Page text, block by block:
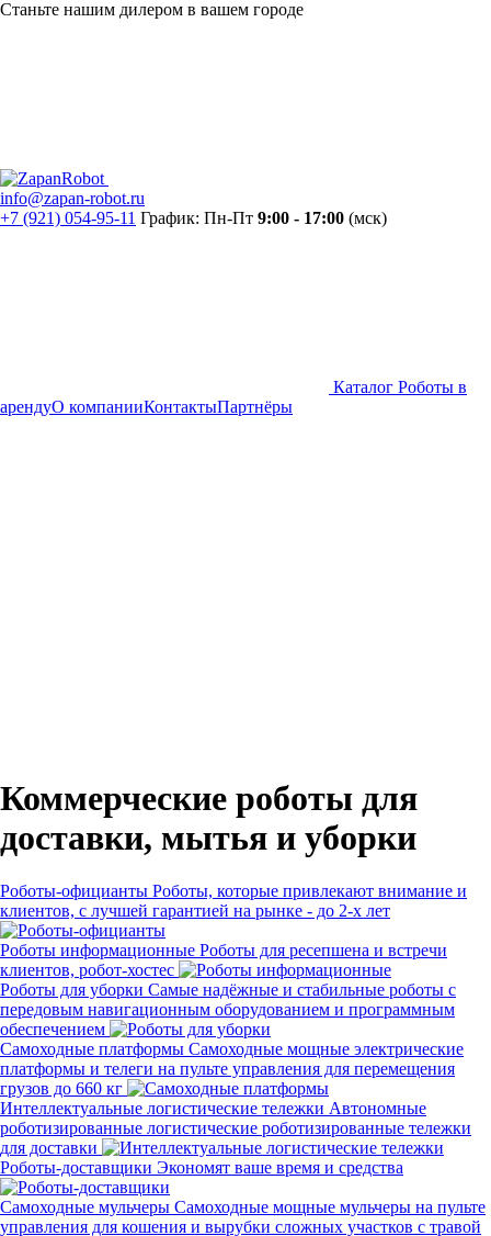
Станьте нашим дилером в вашем городе
info@zapan-robot.ru
+7 (921) 054-95-11 График: Пн-Пт 9:00 - 17:00 (мск)
Каталог Роботы в
арендуО компанииКонтактыПартнёры
Коммерческие роботы для
доставки, мытья и уборки
Роботы-официанты Роботы, которые привлекают внимание и
клиентов, с лучшей гарантией на рынке - до 2-х лет
Роботы информационные Роботы для ресепшена и встречи
клиентов, робот-хостес
Роботы для уборки Самые надёжные и стабильные роботы с
передовым навигационным оборудованием и программным
обеспечением
Самоходные платформы Самоходные мощные электрические
платформы и телеги на пульте управления для перемещения
грузов до 660 кг
Интеллектуальные логистические тележки Автономные
роботизированные логистические роботизированные тележки
для доставки
Роботы-доставщики Экономят ваше время и средства
Самоходные мульчеры Самоходные мощные мульчеры на пульте
управления для кошения и вырубки сложных участков с травой